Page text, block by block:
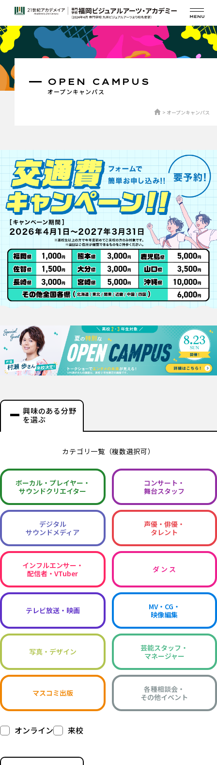
オープンキャンパス
OPEN CAMPUS
オープンキャンパス
興味のある分野
を選ぶ
カテゴリ一覧（複数選択可）
ボーカル・ プレイヤー・
サウンドクリエイター
コンサート・
舞台スタッフ
デジタル
サウンドメディア
声優・俳優・
タレント
インフルエンサー・
配信者・VTuber
ダ ン ス
テレビ放送・映画
MV・CG・
映像編集
写真・デザイン
芸能スタッフ・
マネージャー
マスコミ出版
各種相談会・
その他イベント
オンライン 来校